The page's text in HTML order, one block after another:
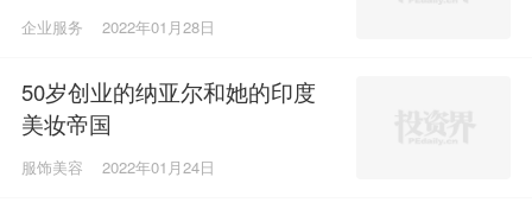
企业服务 2022年01月28日
50岁创业的纳亚尔和她的印度
美妆帝国
服饰美容 2022年01月24日